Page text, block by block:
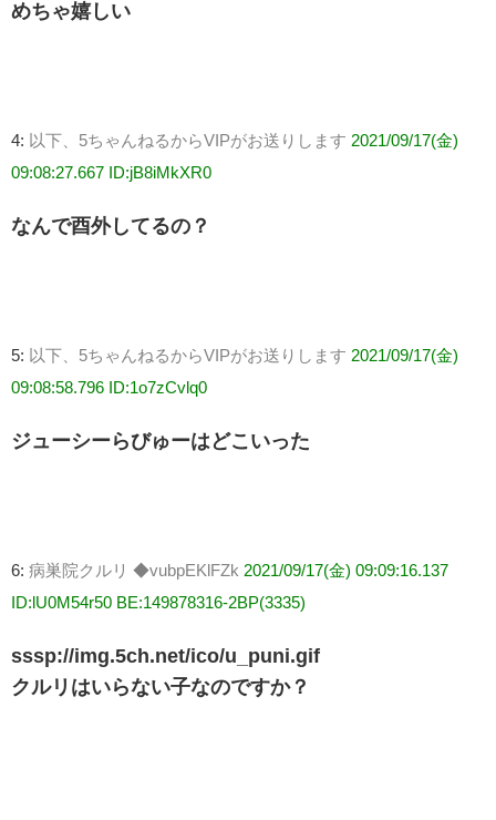
めちゃ嬉しい
4: 以下、5ちゃんねるからVIPがお送りします 2021/09/17(金)
09:08:27.667 ID:jB8iMkXR0
なんで酉外してるの？
5: 以下、5ちゃんねるからVIPがお送りします 2021/09/17(金)
09:08:58.796 ID:1o7zCvlq0
ジューシーらびゅーはどこいった
6: 病巣院クルリ ◆vubpEKlFZk 2021/09/17(金) 09:09:16.137
ID:lU0M54r50 BE:149878316-2BP(3335)
sssp://img.5ch.net/ico/u_puni.gif
クルリはいらない子なのですか？